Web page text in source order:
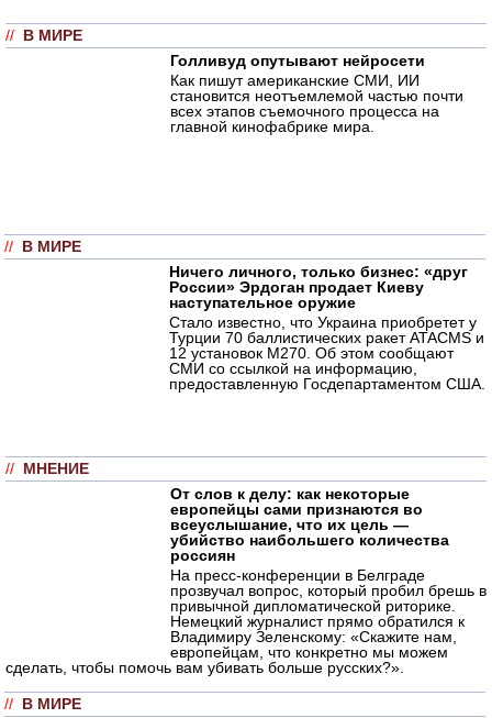
// В МИРЕ
Голливуд опутывают нейросети
Как пишут американские СМИ, ИИ
становится неотъемлемой частью почти
всех этапов съемочного процесса на
главной кинофабрике мира.
// В МИРЕ
Ничего личного, только бизнес: «друг
России» Эрдоган продает Киеву
наступательное оружие
Стало известно, что Украина приобретет у
Турции 70 баллистических ракет ATACMS и
12 установок M270. Об этом сообщают
СМИ со ссылкой на информацию,
предоставленную Госдепартаментом США.
// МНЕНИЕ
От слов к делу: как некоторые
европейцы сами признаются во
всеуслышание, что их цель —
убийство наибольшего количества
россиян
На пресс-конференции в Белграде
прозвучал вопрос, который пробил брешь в
привычной дипломатической риторике.
Немецкий журналист прямо обратился к
Владимиру Зеленскому: «Скажите нам,
европейцам, что конкретно мы можем
сделать, чтобы помочь вам убивать больше русских?».
// В МИРЕ